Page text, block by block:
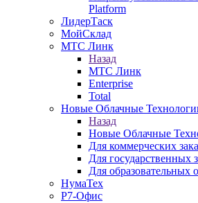
Platform
ЛидерТаск
МойСклад
МТС Линк
Назад
МТС Линк
Enterprise
Total
Новые Облачные
Назад
Новые Облачные
Для коммерческих
Для государственных
Для образовательных
НумаТех
Р7-Офис